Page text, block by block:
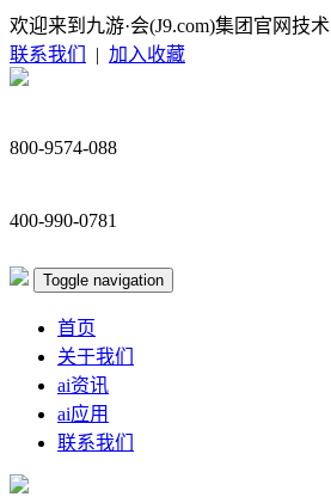
欢迎来到九游·会(J9.com)集团官网技术
联系我们
| 加入收藏
800-9574-088
400-990-0781
Toggle navigation
首页
关于我们
ai资讯
ai应用
联系我们